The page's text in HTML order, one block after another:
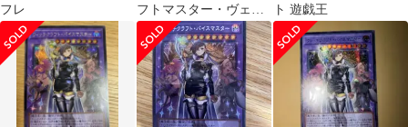
フレ
フトマスター・ヴェー
ル
ト 遊戯王